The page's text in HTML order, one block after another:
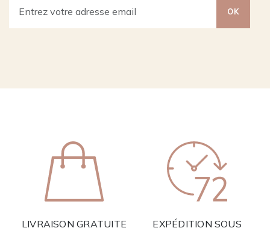
OK
LIVRAISON GRATUITE
EXPÉDITION SOUS